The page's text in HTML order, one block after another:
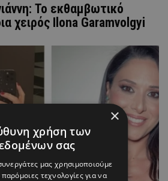
Το εκθαμβωτικό
χειρός Ilona Garamvolgyi
×
χρήση των
σας
μας χρησιμοποιούμε
τεχνολογίες για να